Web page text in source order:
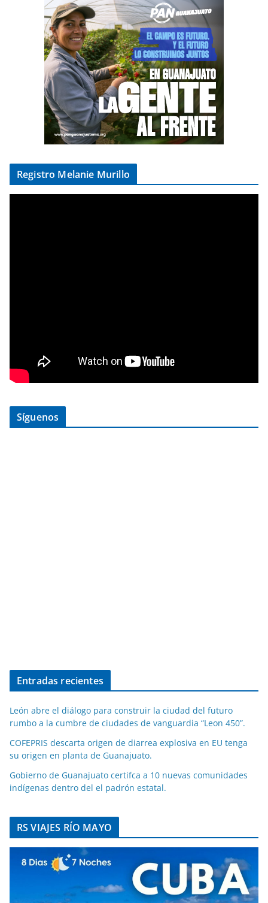
Registro Melanie Murillo
Síguenos
Entradas recientes
León abre el diálogo para construir la ciudad del futuro
rumbo a la cumbre de ciudades de vanguardia “Leon 450”.
COFEPRIS descarta origen de diarrea explosiva en EU tenga
su origen en planta de Guanajuato.
Gobierno de Guanajuato certifca a 10 nuevas comunidades
indígenas dentro del el padrón estatal.
RS VIAJES RÍO MAYO